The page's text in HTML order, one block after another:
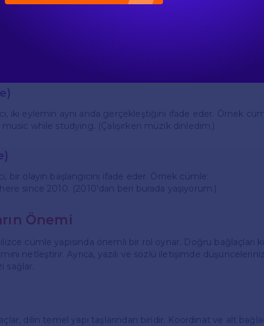
zaman belirtir. Örnek cümle:
you arrive. (Vardığında beni ara.)
iki eylemin aynı anda gerçekleştiğini ifade eder. Örnek
while studying. (Çalışırken müzik dinledim.)
bir olayın başlangıcını ifade eder. Örnek cümle:
since 2010. (2010'dan beri burada yaşıyorum.)
Önemi
cümle yapısında önemli bir rol oynar. Doğru bağlaçları
netleştirir. Ayrıca, yazılı ve sözlü iletişimde
sağlar.
dilin temel yapı taşlarından biridir. Koordinat ve alt